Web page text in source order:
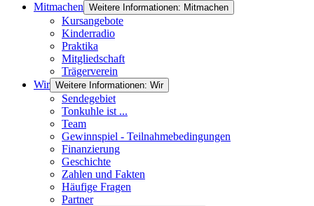
Mitmachen Weitere Informationen: Mitmachen
Kursangebote
Kinderradio
Praktika
Mitgliedschaft
Trägerverein
Wir Weitere Informationen: Wir
Sendegebiet
Tonkuhle ist ...
Team
Gewinnspiel - Teilnahmebedingungen
Finanzierung
Geschichte
Zahlen und Fakten
Häufige Fragen
Partner